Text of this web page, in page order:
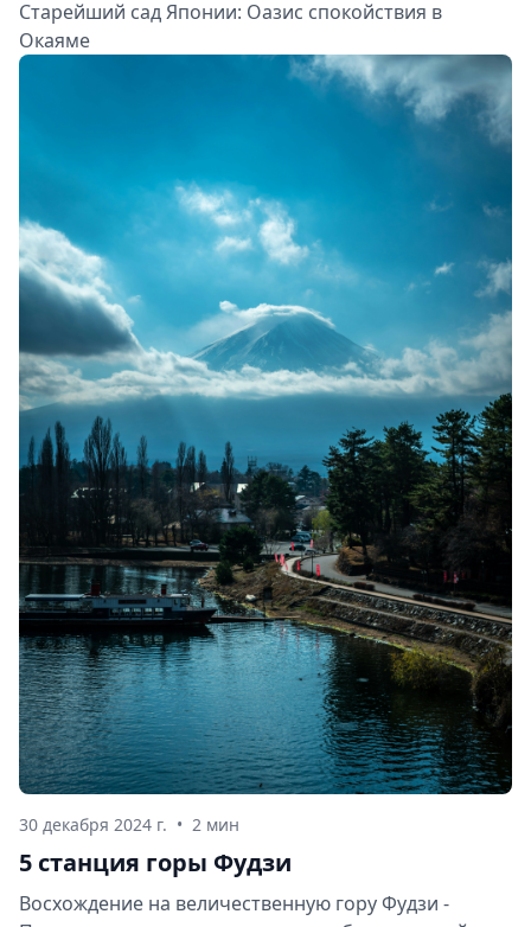
Старейший сад Японии: Оазис спокойствия в
Окаяме
30 декабря 2024 г. • 2 мин
5 станция горы Фудзи
Восхождение на величественную гору Фудзи -